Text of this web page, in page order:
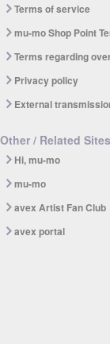
Terms of service
mu-mo Shop Point
Terms regarding
Privacy policy
External
Other / Related Sites
Hi, mu-mo
mu-mo
avex Artist Fan Club
avex portal